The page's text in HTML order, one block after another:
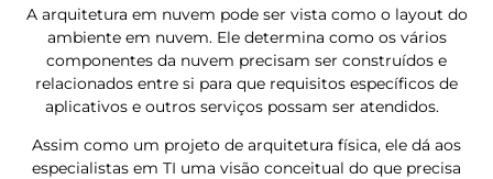
A arquitetura em nuvem pode ser vista como o layout do
ambiente em nuvem. Ele determina como os vários
componentes da nuvem precisam ser construídos e
relacionados entre si para que requisitos específicos de
aplicativos e outros serviços possam ser atendidos.
Assim como um projeto de arquitetura física, ele dá aos
especialistas em TI uma visão conceitual do que precisa